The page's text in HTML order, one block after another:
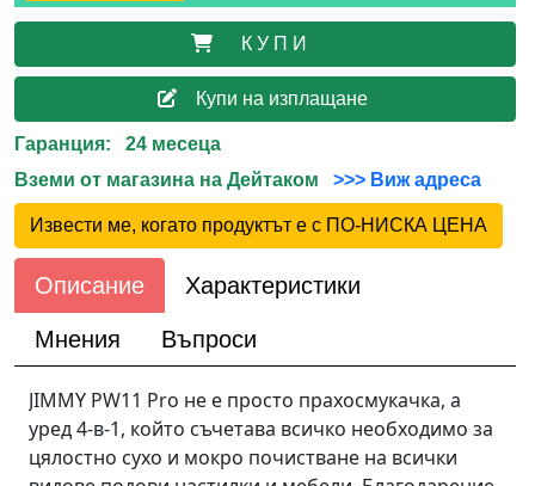
К У П И
Купи на изплащане
Гаранция: 24 месеца
Вземи от магазина на Дейтаком
>>> Виж адреса
Извести ме, когато продуктът е с ПО-НИСКА ЦЕНА
Описание Характеристики
Мнения Въпроси